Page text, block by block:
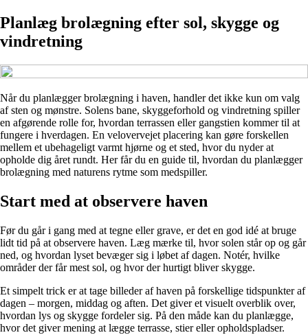
Planlæg brolægning efter sol, skygge og
vindretning
Når du planlægger brolægning i haven, handler det ikke kun om valg
af sten og mønstre. Solens bane, skyggeforhold og vindretning spiller
en afgørende rolle for, hvordan terrassen eller gangstien kommer til at
fungere i hverdagen. En velovervejet placering kan gøre forskellen
mellem et ubehageligt varmt hjørne og et sted, hvor du nyder at
opholde dig året rundt. Her får du en guide til, hvordan du planlægger
brolægning med naturens rytme som medspiller.
Start med at observere haven
Før du går i gang med at tegne eller grave, er det en god idé at bruge
lidt tid på at observere haven. Læg mærke til, hvor solen står op og går
ned, og hvordan lyset bevæger sig i løbet af dagen. Notér, hvilke
områder der får mest sol, og hvor der hurtigt bliver skygge.
Et simpelt trick er at tage billeder af haven på forskellige tidspunkter af
dagen – morgen, middag og aften. Det giver et visuelt overblik over,
hvordan lys og skygge fordeler sig. På den måde kan du planlægge,
hvor det giver mening at lægge terrasse, stier eller opholdspladser.